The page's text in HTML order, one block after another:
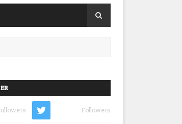
Followers